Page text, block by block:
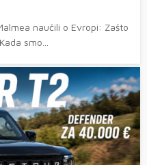
naučili o Evropi: Zašto
smo...